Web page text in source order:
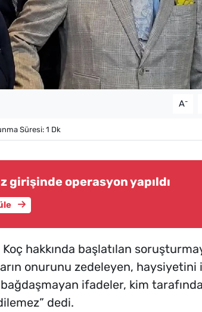
A-
Süresi: 1 Dk
girişinde operasyon yapıldı
hakkında başlatılan
onurunu zedeleyen,
ifadeler, kim
dedi.